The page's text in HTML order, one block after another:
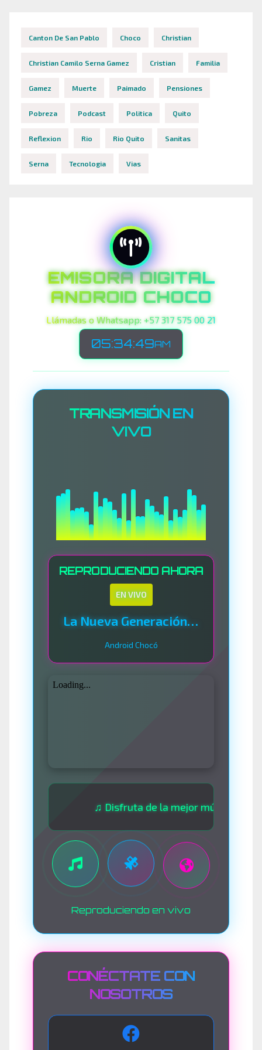
Canton De San Pablo Choco Christian
Christian Camilo Serna Gamez Cristian Familia
Gamez Muerte Paimado Pensiones
Pobreza Podcast Politica Quito
Reflexion Rio Rio Quito Sanitas
Serna Tecnologia Vias
EMISORA DIGITAL
ANDROID CHOCO
Llámadas o Whatsapp: +57 317 575 00 21
05:34:52AM
TRANSMISIÓN EN
VIVO
REPRODUCIENDO AHORA
EN VIVO
La Nueva Generación Del Sistema
Android Chocó
♫ Disfruta de la mejor música las 24
Reproduciendo en vivo
CONÉCTATE CON
NOSOTROS